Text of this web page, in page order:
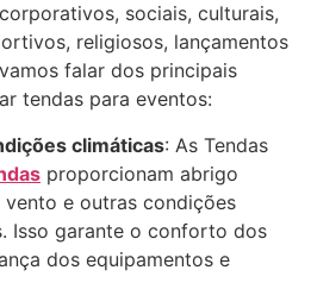
sociais, culturais,
religiosos, lançamentos
falar dos principais
tendas para eventos:
climáticas: As Tendas
proporcionam abrigo
e outras condições
Isso garante o conforto dos
dos equipamentos e